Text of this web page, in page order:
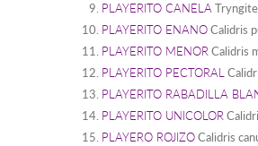
PLAYERITO CANELA
PLAYERITO ENANOCalidris
PLAYERITO MENORCalidris
PLAYERITO PECTORAL
PLAYERITO RABADILLA
PLAYERITO UNICOLOR
PLAYERO ROJIZOCalidris